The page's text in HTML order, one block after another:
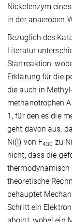
Nickelenzym
in der anaeroben
Bezüglich des
Literatur
Startreaktion,
Erklärung für die
die auch in
methanotrophen
1, für den es die
geht davon aus,
Ni(I) von F430 zu
nicht, dass die
thermodynamisch
theoretische
behauptet
Schritt ein